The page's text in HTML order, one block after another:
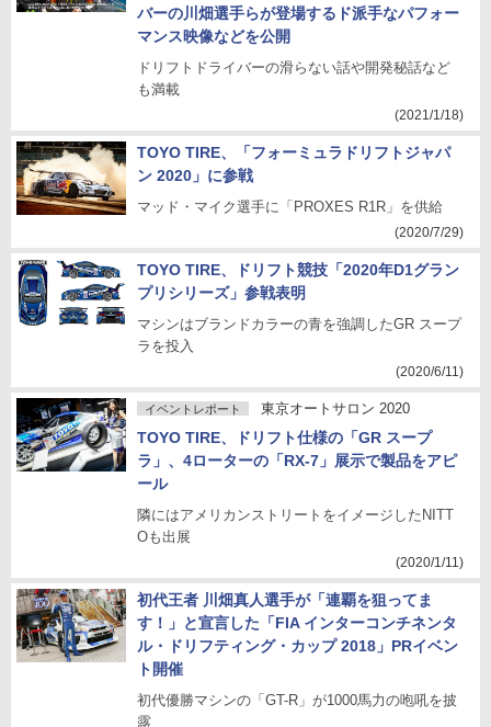
バーの川畑選手らが登場するド派手なパフォー
マンス映像などを公開
ドリフトドライバーの滑らない話や開発秘話など
も満載
(2021/1/18)
TOYO TIRE、「フォーミュラドリフトジャパ
ン 2020」に参戦
マッド・マイク選手に「PROXES R1R」を供給
(2020/7/29)
TOYO TIRE、ドリフト競技「2020年D1グラン
プリシリーズ」参戦表明
マシンはブランドカラーの青を強調したGR スープ
ラを投入
(2020/6/11)
イベントレポート 東京オートサロン 2020
TOYO TIRE、ドリフト仕様の「GR スープ
ラ」、4ローターの「RX-7」展示で製品をアピ
ール
隣にはアメリカンストリートをイメージしたNITT
Oも出展
(2020/1/11)
初代王者 川畑真人選手が「連覇を狙ってま
す！」と宣言した「FIA インターコンチネンタ
ル・ドリフティング・カップ 2018」PRイベン
ト開催
初代優勝マシンの「GT-R」が1000馬力の咆吼を披
露